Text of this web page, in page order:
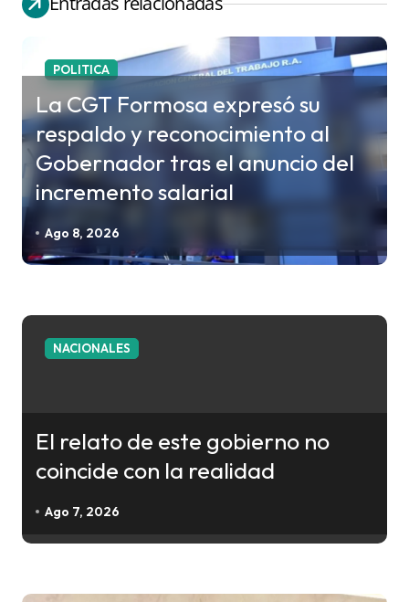
a
i
ó
n
e
e
t
a
POLITICA
La CGT Formosa expresó su
respaldo y reconocimiento al
Gobernador tras el anuncio del
incremento salarial
Ago 8, 2026
NACIONALES
El relato de este gobierno no
coincide con la realidad
Ago 7, 2026